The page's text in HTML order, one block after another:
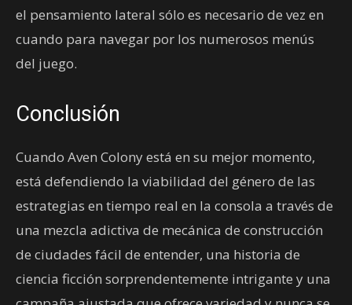
el pensamiento lateral sólo es necesario de vez en
cuando para navegar por los numerosos menús
del juego.
Conclusión
Cuando Aven Colony está en su mejor momento,
está defendiendo la viabilidad del género de las
estrategias en tiempo real en la consola a través de
una mezcla adictiva de mecánica de construcción
de ciudades fácil de entender, una historia de
ciencia ficción sorprendentemente intrigante y una